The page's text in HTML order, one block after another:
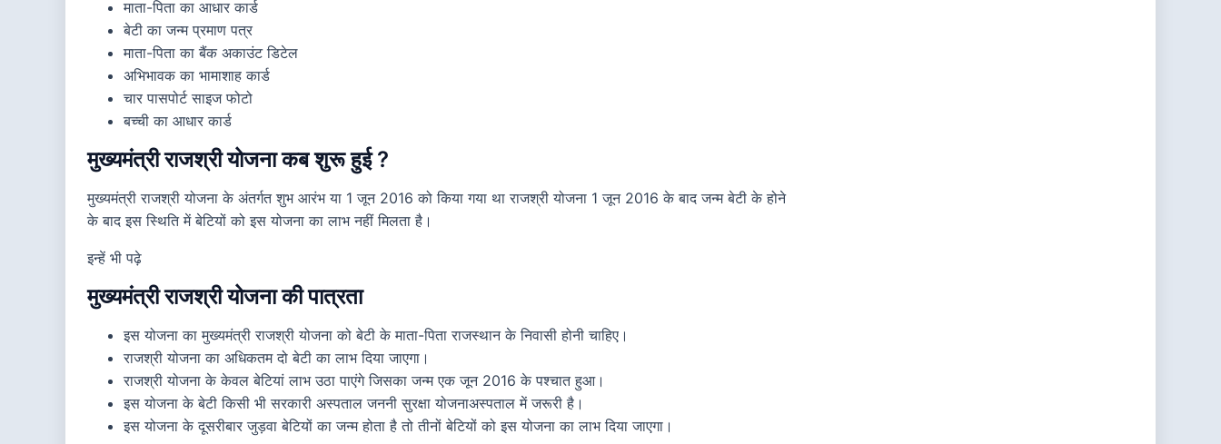
माता-पिता का आधार कार्ड
बेटी का जन्म प्रमाण पत्र
माता-पिता का बैंक अकाउंट डिटेल
अभिभावक का भामाशाह कार्ड
चार पासपोर्ट साइज फोटो
बच्ची का आधार कार्ड
मुख्यमंत्री राजश्री योजना कब शुरू हुई ?
मुख्यमंत्री राजश्री योजना के अंतर्गत शुभ आरंभ या 1 जून 2016 को किया गया था राजश्री योजना 1 जून 2016 के बाद जन्म बेटी के होने
के बाद इस स्थिति में बेटियों को इस योजना का लाभ नहीं मिलता है।
इन्हें भी पढ़े
मुख्यमंत्री राजश्री योजना की पात्रता
इस योजना का मुख्यमंत्री राजश्री योजना को बेटी के माता-पिता राजस्थान के निवासी होनी चाहिए।
राजश्री योजना का अधिकतम दो बेटी का लाभ दिया जाएगा।
राजश्री योजना के केवल बेटियां लाभ उठा पाएंगे जिसका जन्म एक जून 2016 के पश्चात हुआ।
इस योजना के बेटी किसी भी सरकारी अस्पताल जननी सुरक्षा योजनाअस्पताल में जरूरी है।
इस योजना के दूसरीबार जुड़वा बेटियों का जन्म होता है तो तीनों बेटियों को इस योजना का लाभ दिया जाएगा।